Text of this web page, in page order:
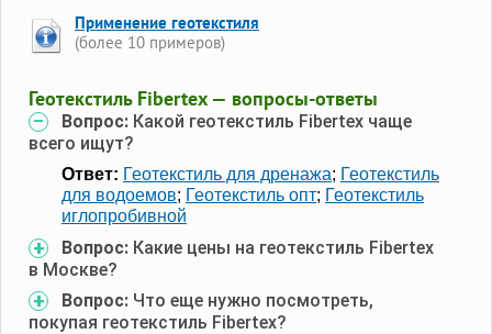
Применение геотекстиля
(более 10 примеров)
Геотекстиль Fibertex — вопросы-ответы
Вопрос: Какой геотекстиль Fibertex чаще
всего ищут?
Ответ: Геотекстиль для дренажа; Геотекстиль
для водоемов; Геотекстиль опт; Геотекстиль
иглопробивной
Вопрос: Какие цены на геотекстиль Fibertex
в Москве?
Вопрос: Что еще нужно посмотреть,
покупая геотекстиль Fibertex?